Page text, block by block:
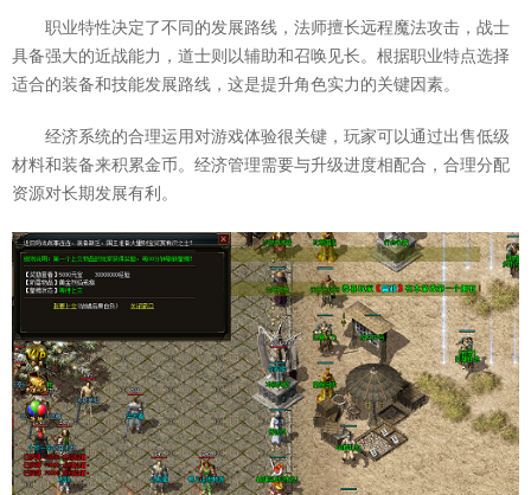
职业特性决定了不同的发展路线，法师擅长远程魔法攻击，战士
具备强大的近战能力，道士则以辅助和召唤见长。根据职业特点选择
适合的装备和技能发展路线，这是提升角色实力的关键因素。
经济系统的合理运用对游戏体验很关键，玩家可以通过出售低级
材料和装备来积累金币。经济管理需要与升级进度相配合，合理分配
资源对长期发展有利。